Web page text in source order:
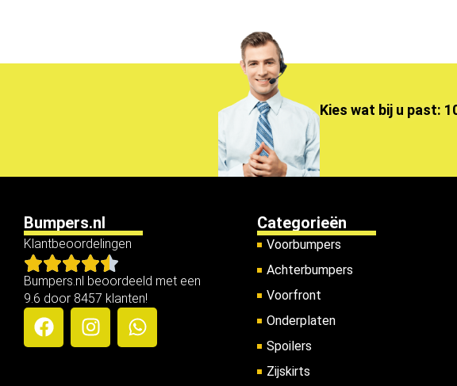
Kies wat bij u past:
Bumpers.nl
Klantbeoordelingen
Bumpers.nl beoordeeld met een
9.6 door 8457 klanten!
Categorieën
Voorbumpers
Achterbumpers
Voorfront
Onderplaten
Spoilers
Zijskirts